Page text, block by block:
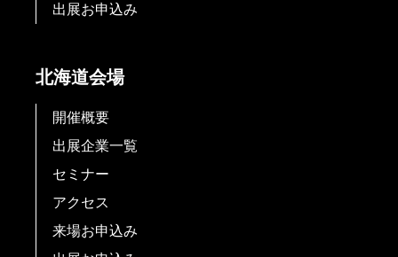
出展お申込み
北海道会場
開催概要
出展企業一覧
セミナー
アクセス
来場お申込み